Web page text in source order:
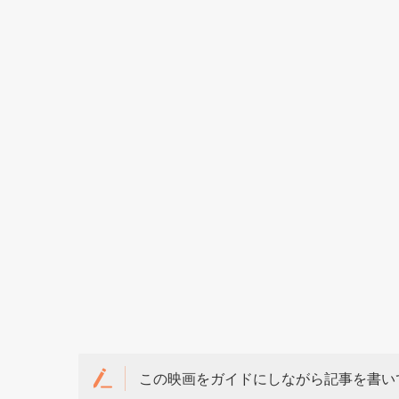
この映画をガイドにしながら記事を書